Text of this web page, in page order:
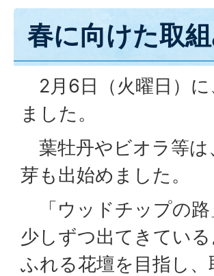
春に向けた取
2月6日（火曜日）
ました。
葉牡丹やビオラ等は
芽も出始めました。
「ウッドチップの路
少しずつ出てきてい
ふれる花壇を目指し